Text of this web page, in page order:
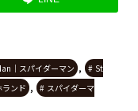
｜スパイダーマン ,
St
ンド ,
スパイダーマ